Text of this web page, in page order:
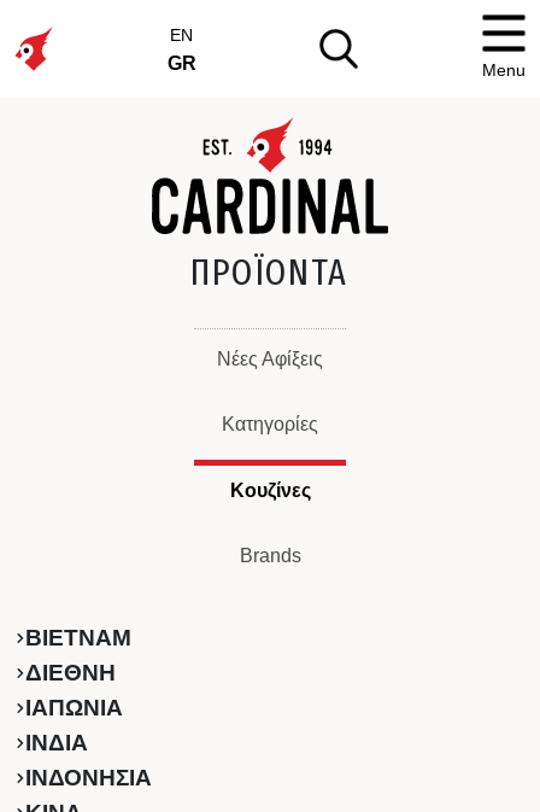
EN
GR Menu
ΠΡΟΪΟΝΤΑ
Νέες Αφίξεις
Κατηγορίες
Κουζίνες
Brands
ΒΙΕΤΝΑΜ
ΔΙΕΘΝΗ
ΙΑΠΩΝΙΑ
ΙΝΔΙΑ
ΙΝΔΟΝΗΣΙΑ